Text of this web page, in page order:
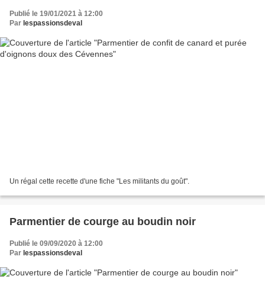
Publié le 19/01/2021 à 12:00
Par lespassionsdeval
Un régal cette recette d'une fiche "Les militants du goût".
Parmentier de courge au boudin noir
Publié le 09/09/2020 à 12:00
Par lespassionsdeval